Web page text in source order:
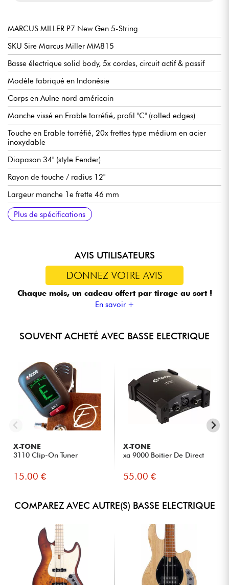
MARCUS MILLER P7 New Gen 5-String
SKU Sire Marcus Miller MM815
Basse électrique solid body, 5x cordes, circuit actif & passif
Modèle fabriqué en Indonésie
Corps en Aulne nord américain
Manche vissé en Erable torréfié, profil "C" (rolled edges)
Touche en Erable torréfié, 20x frettes type médium en acier
inoxydable
Diapason 34" (style Fender)
Rayon de touche / radius 12"
Largeur manche 1e frette 46 mm
Micros Sire Super-PJ Revolution Pickup set
Sire Marcus Heritage-3 preamp, débrayable active/passive
(18v via 2x piles 9v)
Volume
Tonalité (potentiomètre concentrique)
Balance micros
Aigus
Médiums / fréquence de médium (potentiomètre concentrique)
Basse
Mini sélecteur (modes actif / passif)
Chevalet Sire Marcus Miller Modern-S Bass
Mécaniques Sire Premium Light Weight Open Gear
Sillet en os
Finition corps brillant
Finition manche satin
Plus de spécifications
AVIS UTILISATEURS
DONNEZ VOTRE AVIS
Chaque mois, un cadeau offert par tirage au sort !
En savoir +
SOUVENT ACHETÉ AVEC BASSE ELECTRIQUE
X-TONE
3110 Clip-On Tuner
15.00 €
X-TONE
xa 9000 Boitier De Direct
55.00 €
COMPAREZ AVEC AUTRE(S) BASSE ELECTRIQUE